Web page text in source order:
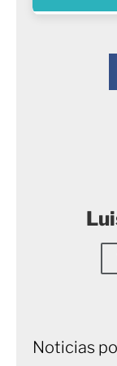
Noticias